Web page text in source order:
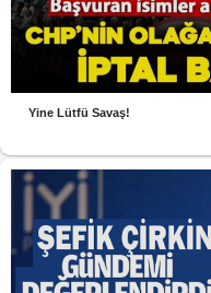
Yine Lütfü Savaş!